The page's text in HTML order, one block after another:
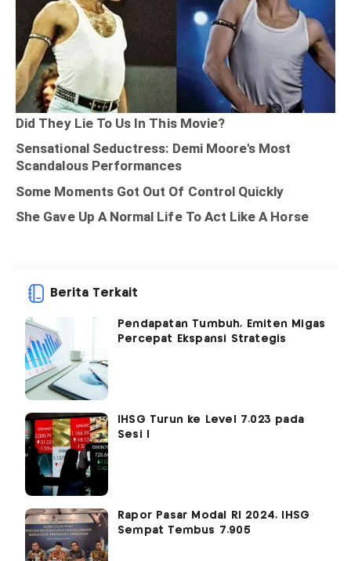
Berita Terkait
Pendapatan Tumbuh, Emiten Migas
Percepat Ekspansi Strategis
IHSG Turun ke Level 7.023 pada
Sesi I
Rapor Pasar Modal RI 2024, IHSG
Sempat Tembus 7.905